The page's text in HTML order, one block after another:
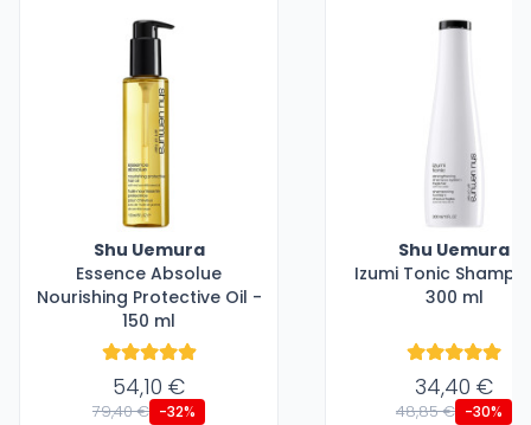
Shu Uemura
Essence Absolue
Nourishing Protective Oil -
150 ml
54,10 €
79,40 € -32%
Shu Uemura
Izumi Tonic
300 ml
34,40 €
48,85 € -30%